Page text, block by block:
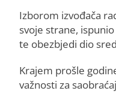
Izborom izvođača
svoje strane,
te obezbjedi dio
Krajem prošle
važnosti za